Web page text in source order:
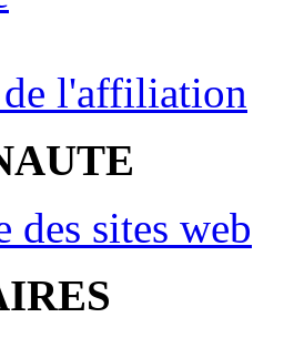
l'affiliation
des sites web